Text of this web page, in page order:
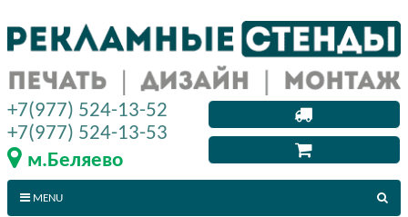
+7(977) 524-13-52
+7(977) 524-13-53
м.Беляево
MENU